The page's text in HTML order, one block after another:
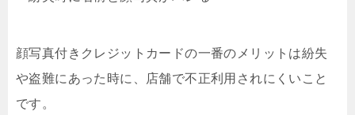
顔写真付きクレジットカードの一番のメリットは紛失
や盗難にあった時に、店舗で不正利用されにくいこと
です。